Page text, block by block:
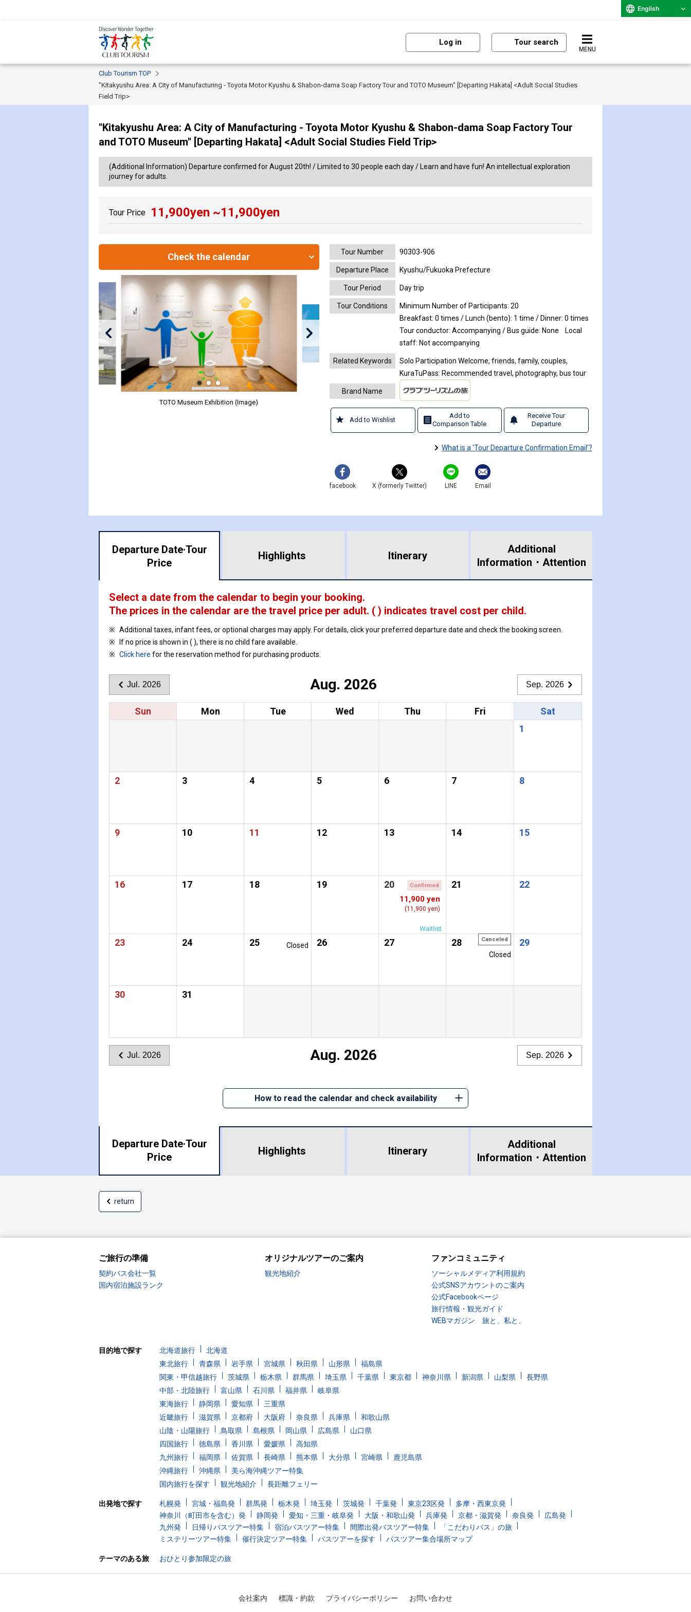
English
Log in Tour search
MENU
Club Tourism TOP
"Kitakyushu Area: A City of Manufacturing - Toyota Motor Kyushu & Shabon-dama Soap Factory Tour and TOTO Museum" [Departing Hakata] <Adult Social Studies
Field Trip>
"Kitakyushu Area: A City of Manufacturing - Toyota Motor Kyushu & Shabon-dama Soap Factory Tour
and TOTO Museum" [Departing Hakata] <Adult Social Studies Field Trip>
(Additional Information) Departure confirmed for August 20th! / Limited to 30 people each day / Learn and have fun! An intellectual exploration
journey for adults.
Tour Price 11,900yen ~11,900yen
Check the calendar
TOTO Museum Exhibition (Image)
Tour Number 90303-906
Departure Place Kyushu/Fukuoka Prefecture
Tour Period Day trip
Tour Conditions
Minimum Number of Participants: 20
Breakfast: 0 times / Lunch (bento): 1 time / Dinner: 0 times
Tour conductor: Accompanying / Bus guide: None
Local
staff: Not accompanying
Related Keywords
Solo Participation Welcome, friends, family, couples,
KuraTuPass: Recommended travel, photography, bus tour
Brand Name
Add to Wishlist
Add to
Comparison Table
Receive Tour
Departure
What is a 'Tour Departure Confirmation Email'?
facebook X (formerly Twitter) LINE Email
Departure Date·Tour
Price
Highlights Itinerary
Additional
Information・ Attention
Select a date from the calendar to begin your booking.
The prices in the calendar are the travel price per adult. ( ) indicates travel cost per child.
Additional taxes, infant fees, or optional charges may apply. For details, click your preferred departure date and check the booking screen.
If no price is shown in ( ), there is no child fare available.
Click here for the reservation method for purchasing products.
Jul. 2026 Aug. 2026 Sep. 2026
Sun Mon Tue Wed Thu Fri
Sat
1
2 3 4 5 6 7 8
9 10 11 12 13 14 15
16 17 18 19 20 Confirmed
11,900 yen
(11,900 yen)
Waitlist
21 22
23 24 25 Closed 26 27 28 Canceled
Closed
29
30 31
Jul. 2026 Aug. 2026 Sep. 2026
How to read the calendar and check availability
Departure Date·Tour
Price
Highlights Itinerary
Additional
Information・ Attention
return
ご旅行の準備
契約バス会社一覧
国内宿泊施設ランク
オリジナルツアーのご案内
観光地紹介
ファンコミュニティ
ソーシャルメディア利用規約
公式SNSアカウントのご案内
公式Facebookページ
旅行情報・観光ガイド
WEBマガジン 旅と、私と、
目的地で探す 北海道旅行
北海道
東北旅行
青森県 岩手県 宮城県 秋田県 山形県
福島県
関東・甲信越旅行
茨城県 栃木県 群馬県 埼玉県 千葉県 東京都 神奈川県 新潟県 山梨県
長野県
中部・北陸旅行
富山県 石川県 福井県
岐阜県
東海旅行
静岡県 愛知県
三重県
近畿旅行
滋賀県 京都府 大阪府 奈良県 兵庫県
和歌山県
山陰・山陽旅行
鳥取県 島根県 岡山県 広島県
山口県
四国旅行
徳島県 香川県 愛媛県
高知県
九州旅行
福岡県 佐賀県 長崎県 熊本県 大分県 宮崎県
鹿児島県
沖縄旅行
沖縄県
美ら海沖縄ツアー特集
国内旅行を探す
観光地紹介 長距離フェリー
出発地で探す 札幌発 宮城・福島発 群馬発 栃木発 埼玉発 茨城発 千葉発 東京23区発
多摩・西東京発
神奈川（町田市を含む）発
静岡発 愛知・三重・岐阜発 大阪・和歌山発 兵庫発 京都・滋賀発 奈良発
広島発
九州発
日帰りバスツアー特集 宿泊バスツアー特集 間際出発バスツアー特集
「こだわりバス」の旅
ミステリーツアー特集
催行決定ツアー特集 バスツアーを探す バスツアー集合場所マップ
テーマのある旅 おひとり参加限定の旅
会社案内 標識・約款 プライバシーポリシー お問い合わせ